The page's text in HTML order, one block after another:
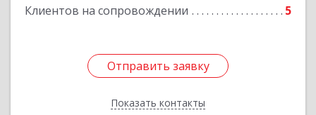
Клиентов на сопровождении 5
Отправить заявку
Показать контакты
Отправить заявку
Назад